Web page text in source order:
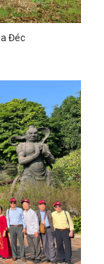
Đéc